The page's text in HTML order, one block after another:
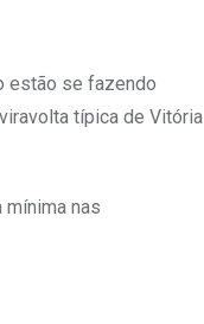
estão se fazendo
típica de Vitória
nas